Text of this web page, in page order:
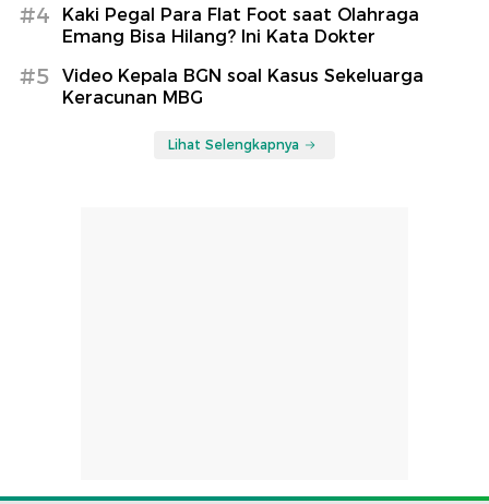
#4
Kaki Pegal Para Flat Foot saat Olahraga
Emang Bisa Hilang? Ini Kata Dokter
#5
Video Kepala BGN soal Kasus Sekeluarga
Keracunan MBG
Lihat Selengkapnya